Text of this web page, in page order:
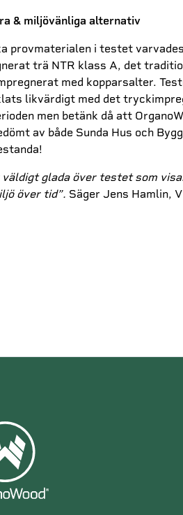
& miljövänliga alternativ
provmaterialen i testet
trä NTR klass A, det
med kopparsalter.
likvärdigt med det
men betänk då att
av både Sunda Hus och
väldigt glada över testet som
över tid”. Säger Jens Hamlin,